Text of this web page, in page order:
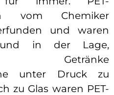
vom Chemiker
und waren
und in der Lage,
Getränke
unter Druck zu
zu Glas waren PET-